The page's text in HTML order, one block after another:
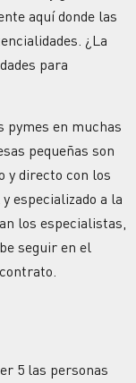
aquí donde las
¿La
para
pymes en muchas
pequeñas son
y directo con los
especializado a la
los especialistas,
seguir en el
5 las personas